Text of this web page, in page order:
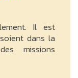
Il est
dans la
missions